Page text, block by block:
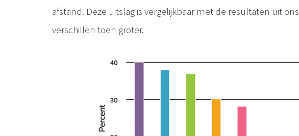
afstand. Deze uitslag is vergelijkbaar met de resultaten uit ons
verschillen toen groter.